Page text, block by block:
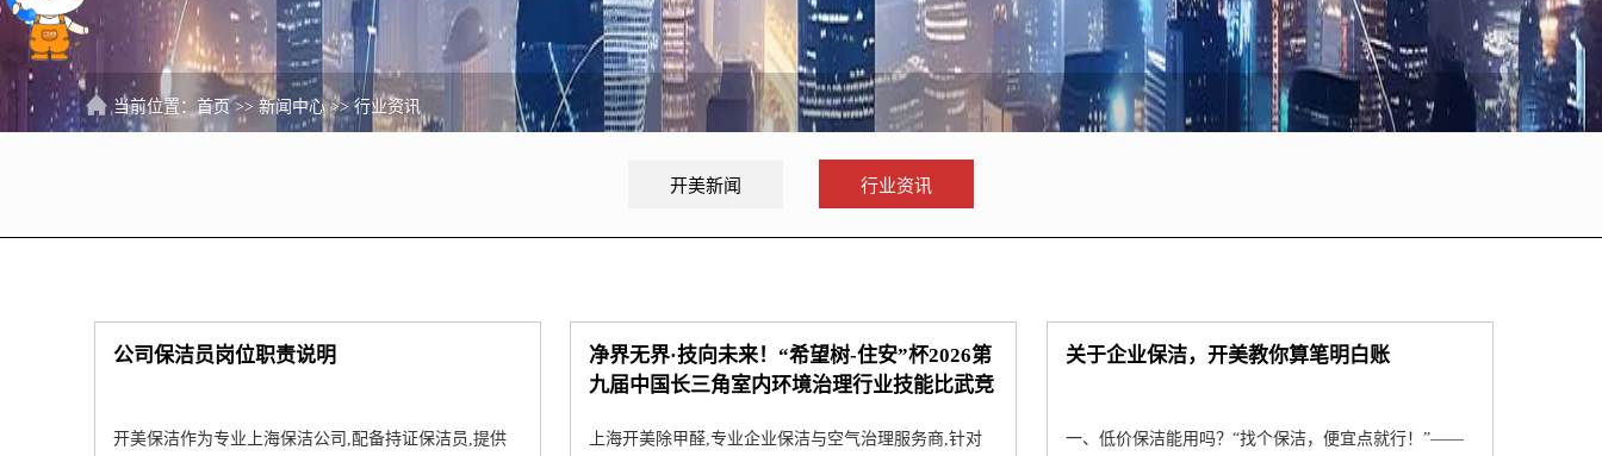
当前位置：首页>>新闻中心>>行业资讯
开美新闻 行业资讯
公司保洁员岗位职责说明
开美保洁作为专业上海保洁公司,配备持证保洁员,提供
净界无界·技向未来！“希望树-住安”杯2026第
九届中国长三角室内环境治理行业技能比武竞
上海开美除甲醛,专业企业保洁与空气治理服务商,针对
关于企业保洁，开美教你算笔明白账
一、低价保洁能用吗？“找个保洁，便宜点就行！”——